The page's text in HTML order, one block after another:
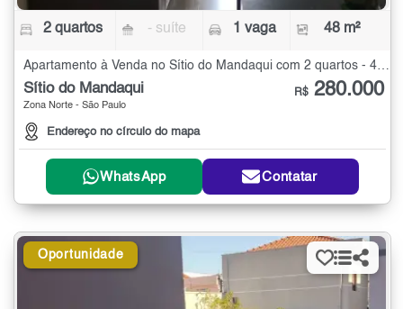
2 quartos - suíte 1 vaga 48 m²
Apartamento à Venda no Sítio do Mandaqui com 2 quartos - 48 m²
Sítio do Mandaqui
Zona Norte - São Paulo
Endereço no círculo do mapa
R$ 280.000
WhatsApp Contatar
Oportunidade